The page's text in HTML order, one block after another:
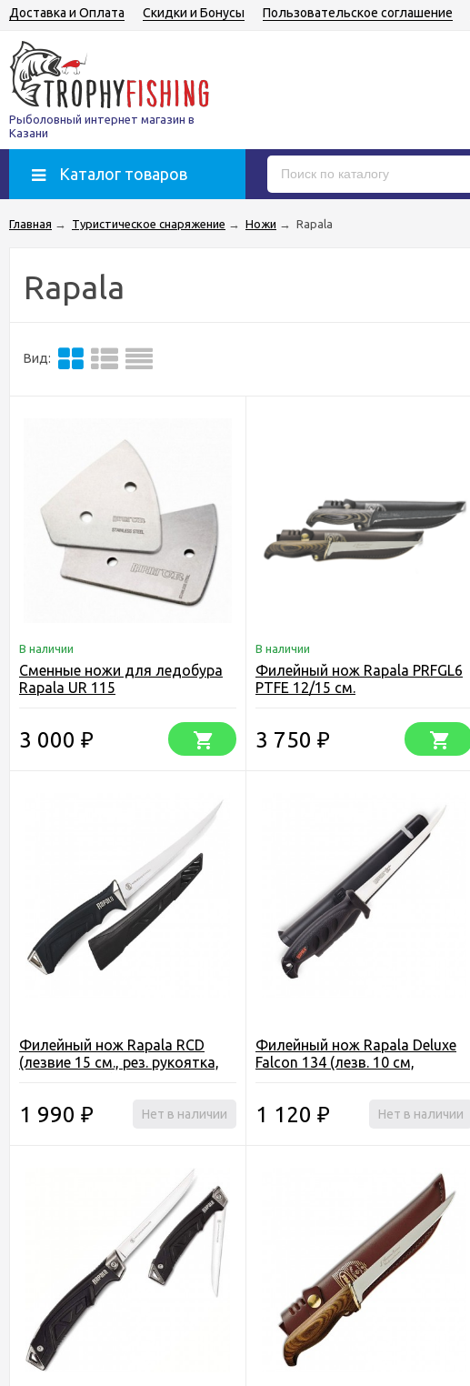
Доставка и Оплата Скидки и Бонусы Пользовательское соглашение
Рыболовный интернет магазин в
Казани
Каталог товаров
Главная → Туристическое снаряжение → Ножи → Rapala
Rapala
Вид:
В наличии
Сменные ножи для ледобура
Rapala UR 115
3 000 ₽
В наличии
Филейный нож Rapala PRFGL6
PTFE 12/15 см.
3 750 ₽
Филейный нож Rapala RCD
(лезвие 15 см., рез. рукоятка,
1 990 ₽ Нет в наличии
Филейный нож Rapala Deluxe
Falcon 134 (лезв. 10 см,
1 120 ₽ Нет в наличии